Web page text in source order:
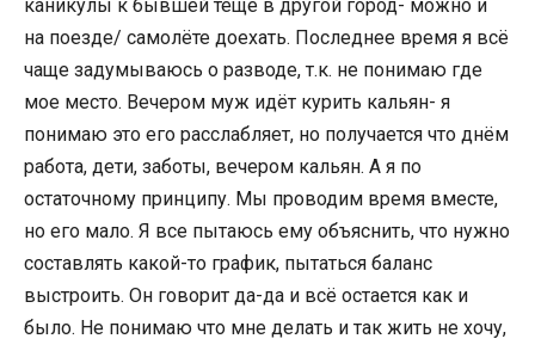
каникулы к бывшей тёще в другой город- можно и
на поезде/ самолёте доехать. Последнее время я всё
чаще задумываюсь о разводе, т.к. не понимаю где
мое место. Вечером муж идёт курить кальян- я
понимаю это его расслабляет, но получается что днём
работа, дети, заботы, вечером кальян. А я по
остаточному принципу. Мы проводим время вместе,
но его мало. Я все пытаюсь ему объяснить, что нужно
составлять какой-то график, пытаться баланс
выстроить. Он говорит да-да и всё остается как и
было. Не понимаю что мне делать и так жить не хочу,